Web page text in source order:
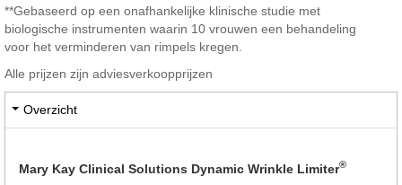
**Gebaseerd op een onafhankelijke klinische studie met
biologische instrumenten waarin 10 vrouwen een behandeling
voor het verminderen van rimpels kregen.
Alle prijzen zijn adviesverkoopprijzen
Overzicht
Mary Kay Clinical Solutions Dynamic Wrinkle Limiter®